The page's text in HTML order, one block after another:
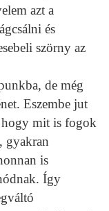
azt a
és
szörny az
de még
Eszembe jut
hogy mit is fogok
gyakran
is
Így